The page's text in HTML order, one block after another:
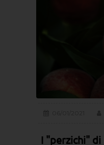
I "perzichi" di